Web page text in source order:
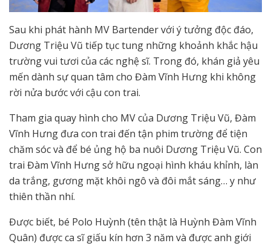
Sau khi phát hành MV Bartender với ý tưởng độc đáo,
Dương Triệu Vũ tiếp tục tung những khoảnh khắc hậu
trường vui tươi của các nghệ sĩ. Trong đó, khán giả yêu
mến dành sự quan tâm cho Đàm Vĩnh Hưng khi không
rời nửa bước với cậu con trai.
Tham gia quay hình cho MV của Dương Triệu Vũ, Đàm
Vĩnh Hưng đưa con trai đến tận phim trường để tiện
chăm sóc và để bé ủng hộ ba nuôi Dương Triệu Vũ. Con
trai Đàm Vĩnh Hưng sở hữu ngoại hình kháu khỉnh, làn
da trắng, gương mặt khôi ngô và đôi mắt sáng… y như
thiên thần nhí.
Được biết, bé Polo Huỳnh (tên thật là Huỳnh Đàm Vĩnh
Quân) được ca sĩ giấu kín hơn 3 năm và được anh giới